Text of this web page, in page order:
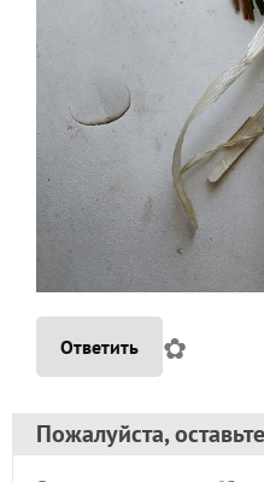
Ответить ✿
Пожалуйста,